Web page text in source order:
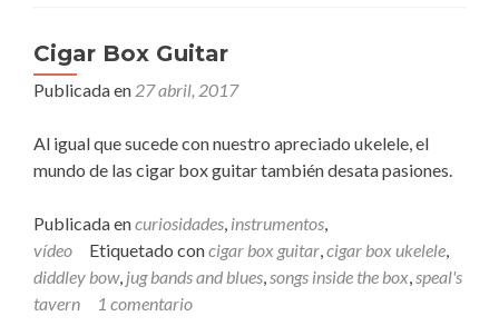
Cigar Box Guitar
Publicada en 27 abril, 2017
Al igual que sucede con nuestro apreciado ukelele, el
mundo de las cigar box guitar también desata pasiones.
Publicada encuriosidades, instrumentos,
vídeo
Etiquetado concigar box guitar,cigar box ukelele,
diddley bow, jug bands and blues,songs inside the box,speal's
tavern
1 comentario